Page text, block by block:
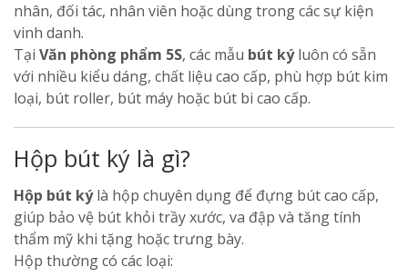
nhân, đối tác, nhân viên hoặc dùng trong các sự kiện
vinh danh.
Tại Văn phòng phẩm 5S, các mẫu bút kýluôn có sẵn
với nhiều kiểu dáng, chất liệu cao cấp, phù hợp bút kim
loại, bút roller, bút máy hoặc bút bi cao cấp.
Hộp bút ký là gì?
Hộp bút kýlà hộp chuyên dụng để đựng bút cao cấp,
giúp bảo vệ bút khỏi trầy xước, va đập và tăng tính
thẩm mỹ khi tặng hoặc trưng bày.
Hộp thường có các loại: